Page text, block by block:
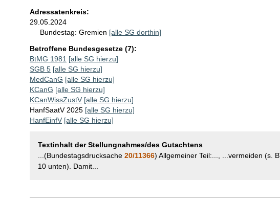
Adressatenkreis:
29.05.2024
Bundestag: Gremien [alle SG dorthin]
Betroffene Bundesgesetze (7):
BtMG 1981 [alle SG hierzu]
SGB 5 [alle SG hierzu]
MedCanG [alle SG hierzu]
KCanG [alle SG hierzu]
KCanWissZustV [alle SG hierzu]
HanfSaatV 2025 [alle SG hierzu]
HanfEinfV [alle SG hierzu]
Textinhalt der Stellungnahmes/des Gutachtens
...(Bundestagsdrucksache 20/11366) Allgemeiner Teil:..., ...vermeiden (s.
10 unten). Damit...